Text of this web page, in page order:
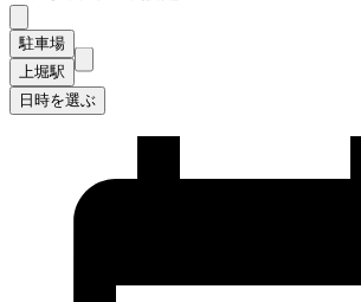
駐車場
上堀駅
日時を選ぶ